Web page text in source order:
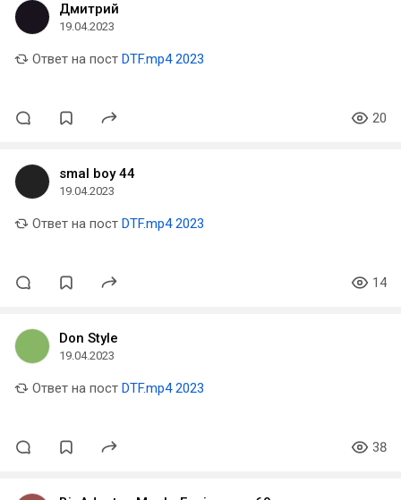
Дмитрий
19.04.2023
Ответ на пост DTF.mp4 2023
20
smal boy 44
19.04.2023
Ответ на пост DTF.mp4 2023
14
Don Style
19.04.2023
Ответ на пост DTF.mp4 2023
38